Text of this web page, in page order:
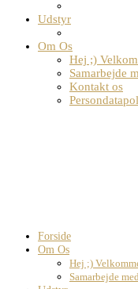
Udstyr
Om Os
Hej ;)
Samarbejde
Kontakt os
Forside
Om Os
Hej ;)
Samarbejde